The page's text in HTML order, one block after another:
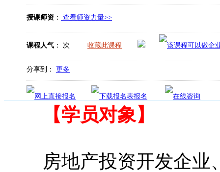
授课师资 ： 查看师资力量>>
课程人气 ： 次 收藏此课程
分享到： 更多
【学员对象】
房地产投资开发企业